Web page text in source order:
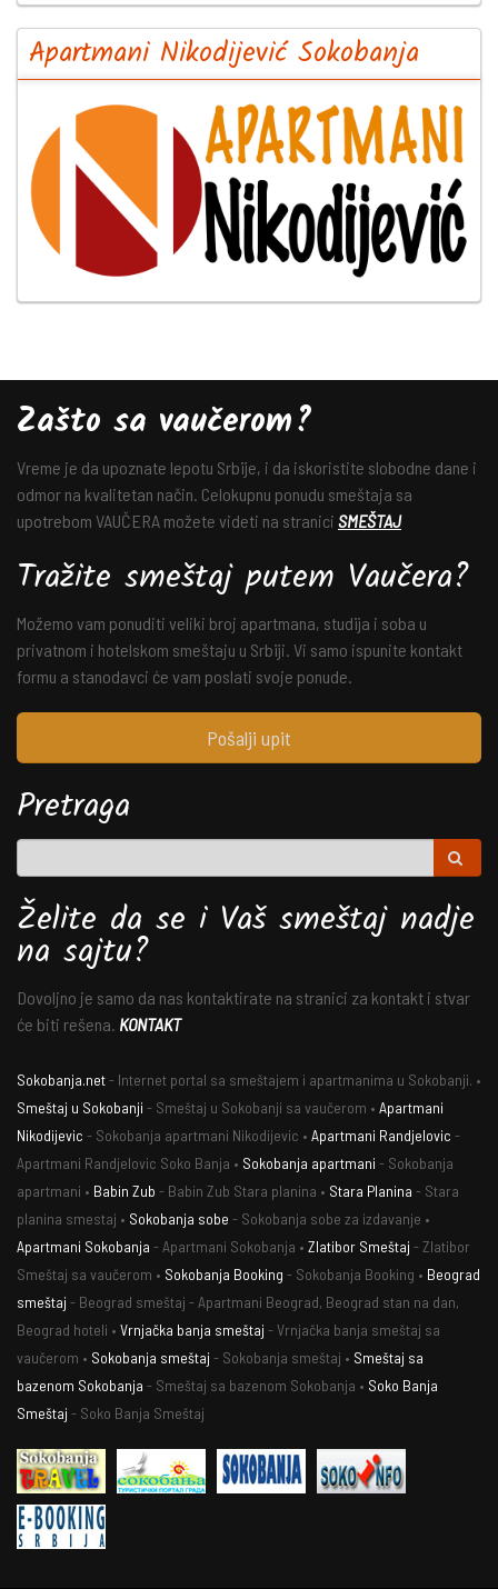
Apartmani Nikodijević Sokobanja
Zašto sa vaučerom?
Vreme je da upoznate lepotu Srbije, i da iskoristite slobodne dane i
odmor na kvalitetan način. Celokupnu ponudu smeštaja sa
upotrebom VAUČERA možete videti na stranici SMEŠTAJ
Tražite smeštaj putem Vaučera?
Možemo vam ponuditi veliki broj apartmana, studija i soba u
privatnom i hotelskom smeštaju u Srbiji. Vi samo ispunite kontakt
formu a stanodavci će vam poslati svoje ponude.
Pošalji upit
Pretraga
Želite da se i Vaš smeštaj nadje
na sajtu?
Dovoljno je samo da nas kontaktirate na stranici za kontakt i stvar
će biti rešena. KONTAKT
Sokobanja.net- Internet portal sa smeštajem i apartmanima u Sokobanji. •
Smeštaj u Sokobanji - Smeštaj u Sokobanji sa vaučerom • Apartmani
Nikodijevic - Sokobanja apartmani Nikodijevic • Apartmani Randjelovic -
Apartmani Randjelovic Soko Banja • Sokobanja apartmani - Sokobanja
apartmani • Babin Zub - Babin Zub Stara planina • Stara Planina - Stara
planina smestaj • Sokobanja sobe - Sokobanja sobe za izdavanje •
Apartmani Sokobanja - Apartmani Sokobanja • Zlatibor Smeštaj - Zlatibor
Smeštaj sa vaučerom • Sokobanja Booking - Sokobanja Booking • Beograd
smeštaj - Beograd smeštaj - Apartmani Beograd, Beograd stan na dan,
Beograd hoteli • Vrnjačka banja smeštaj - Vrnjačka banja smeštaj sa
vaučerom • Sokobanja smeštaj - Sokobanja smeštaj • Smeštaj sa
bazenom Sokobanja - Smeštaj sa bazenom Sokobanja • Soko Banja
Smeštaj - Soko Banja Smeštaj